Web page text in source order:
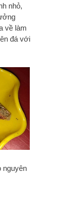
nhỏ,
về làm
đá với
nguyên